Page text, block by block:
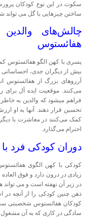
سکوت در این نوع کودکان
ساختن چیزهایی با گل می تواند
چالش‌های
هفائستوس
پسری با کهن الگو هفائستوس
بیش از دیگران جدی، احساساتی
آرزوهای بزرگ از هفائستوس
می‌کنند. موقعیت ایده آل برای
فراهم میشود که والدین به
تحسین قرار دهند. آنها به او
کمک می‌کنند در معاشرت با
احترام می‌گذارد.
دوران کودکی فرد
کودکی با کهن الگوی
زیادی در درون دارد و فوق
در زیر آن نهفته است و می
ذهن چنین کودکی را از آنچه
کودکان هفائستوس شخصیتی
سادگی در کاری که به آن